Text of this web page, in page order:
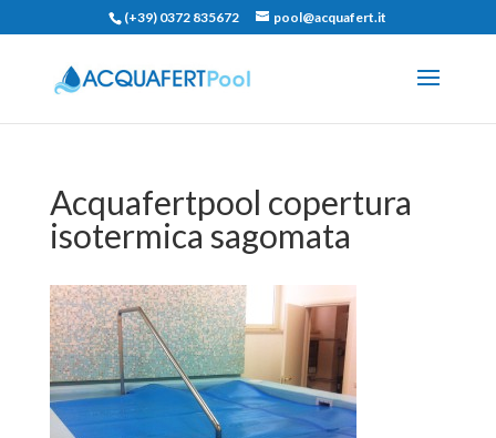
(+39) 0372 835672 pool@acquafert.it
Acquafertpool copertura
isotermica sagomata